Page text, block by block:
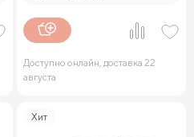
Доступно онлайн, доставка 22
августа
Хит